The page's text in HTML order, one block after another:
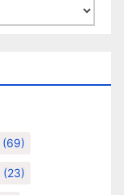
(69)
(23)